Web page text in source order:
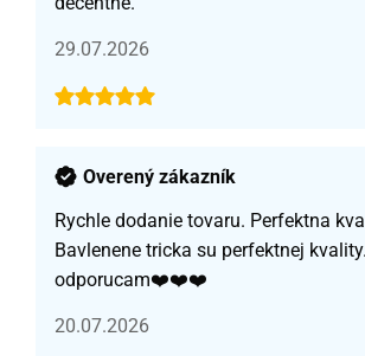
29.07.2026
Overený zákazník
Rychle dodanie tovaru. Perfektna
Bavlenene tricka su perfektnej
odporucam❤️❤️❤️
20.07.2026